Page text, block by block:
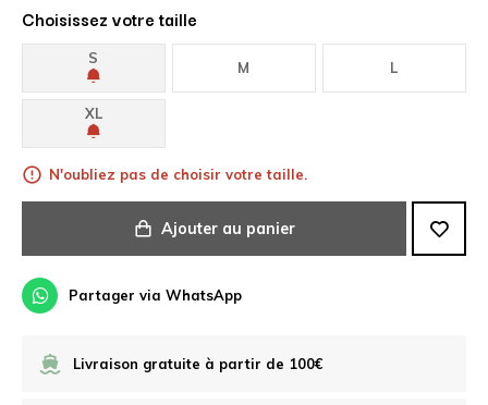
Choisissez votre taille
S
M L
XL
N'oubliez pas de choisir votre taille.
Ajouter au panier
Partager via WhatsApp
Livraison gratuite à partir de 100€